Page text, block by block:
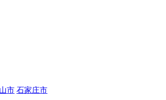
市 石家庄市